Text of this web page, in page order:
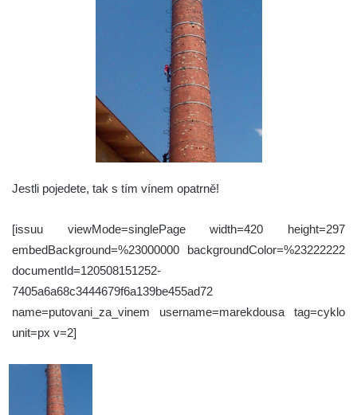
Jestli pojedete, tak s tím vínem opatrně!
[issuu viewMode=singlePage width=420 height=297
embedBackground=%23000000 backgroundColor=%23222222
documentId=120508151252-
7405a6a68c3444679f6a139be455ad72
name=putovani_za_vinem username=marekdousa tag=cyklo
unit=px v=2]